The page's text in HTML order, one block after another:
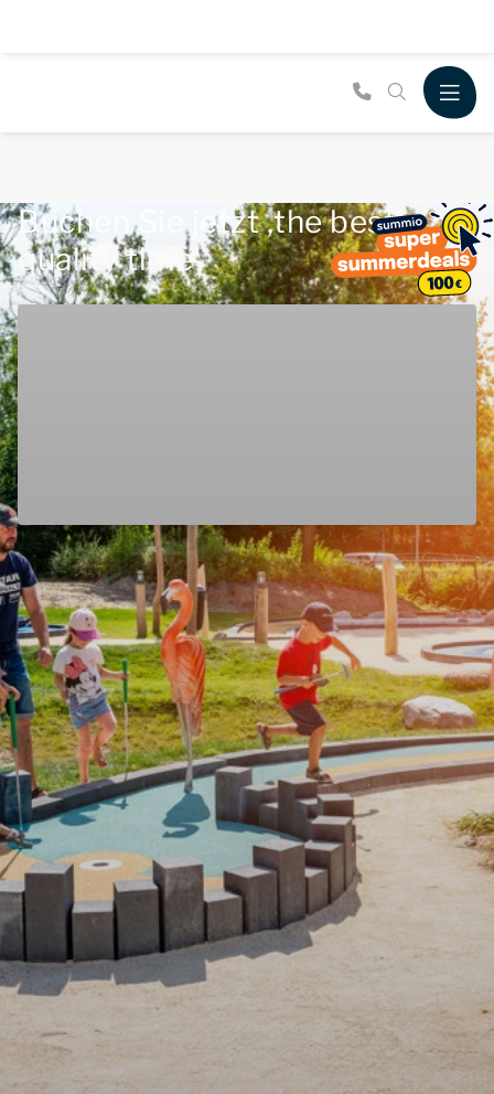
Buchen Sie jetzt ‚the best
quality time‘